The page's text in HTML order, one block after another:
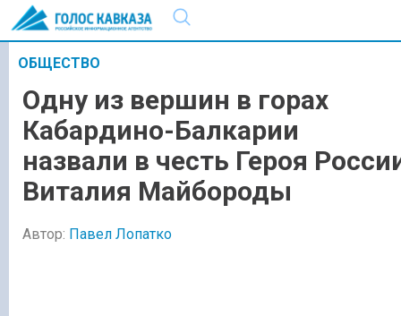
ОБЩЕСТВО
Одну из вершин в горах
Кабардино-Балкарии
назвали в честь Героя
Виталия Майбороды
Автор: Павел Лопатко